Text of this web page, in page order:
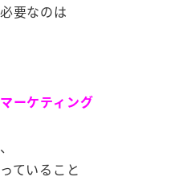
要なのは
ーケティング
ていること